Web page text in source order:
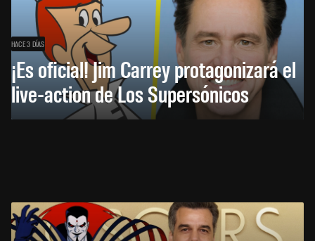
HACE 3 DÍAS
¡Es oficial! Jim Carrey protagonizará el
live-action de Los Supersónicos